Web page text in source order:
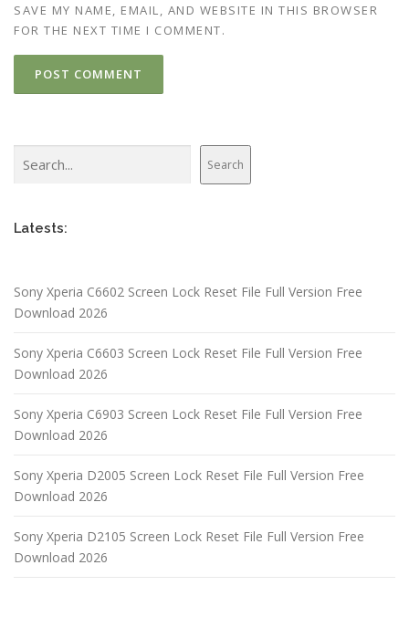
SAVE MY NAME, EMAIL, AND WEBSITE IN THIS BROWSER
FOR THE NEXT TIME I COMMENT.
Search
Latests:
Sony Xperia C6602 Screen Lock Reset File Full Version Free
Download 2026
Sony Xperia C6603 Screen Lock Reset File Full Version Free
Download 2026
Sony Xperia C6903 Screen Lock Reset File Full Version Free
Download 2026
Sony Xperia D2005 Screen Lock Reset File Full Version Free
Download 2026
Sony Xperia D2105 Screen Lock Reset File Full Version Free
Download 2026